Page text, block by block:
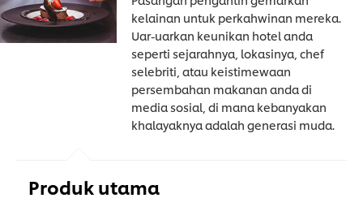
kelainan untuk perkahwinan mereka.
Uar-uarkan keunikan hotel anda
seperti sejarahnya, lokasinya, chef
selebriti, atau keistimewaan
persembahan makanan anda di
media sosial, di mana kebanyakan
khalayaknya adalah generasi muda.
Produk utama